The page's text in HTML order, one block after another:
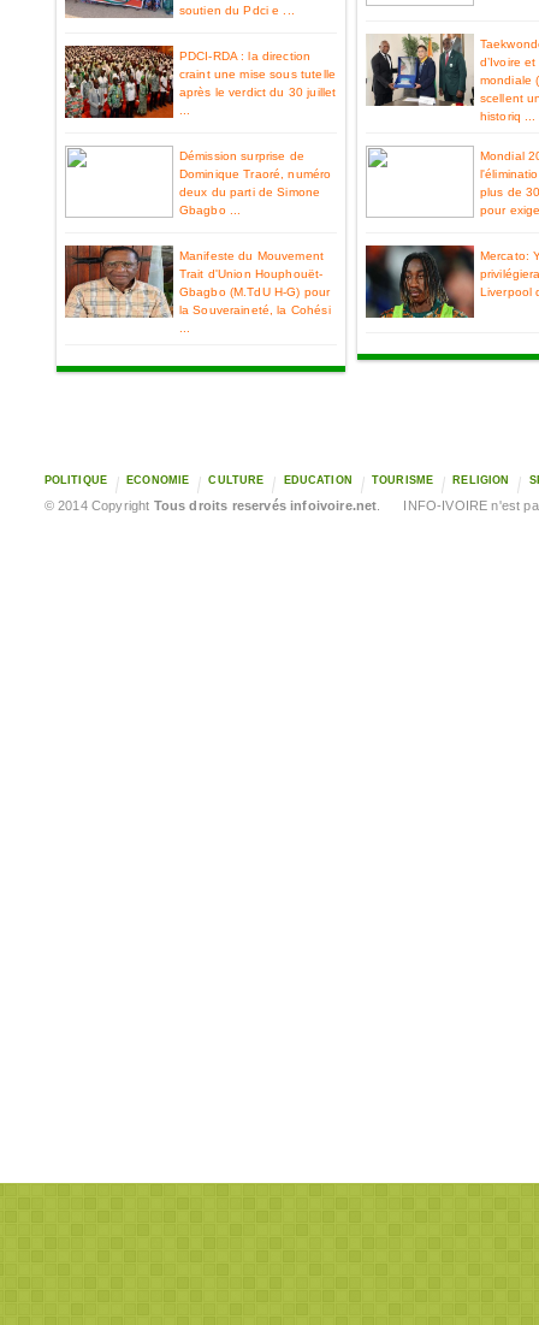
soutien du Pdci e ...
PDCI-RDA : la direction
craint une mise sous tutelle
après le verdict du 30 juillet
Démission surprise de
Dominique Traoré, numéro
deux du parti de Simone
Gbagbo ...
Manifeste du Mouvement
Trait d'Union Houphouët-
Gbagbo (M.TdU H-G) pour
la Souveraineté, la Cohési
d’Ivoire
mondiale
scellent
historiq ...
Mondial
plus de
pour
Mercato:
Liverpool
POLITIQUE ECONOMIE CULTURE EDUCATION TOURISME RELIGION
© 2014 Copyright Tous droits reservés infoivoire.net . INFO-IVOIRE n'est